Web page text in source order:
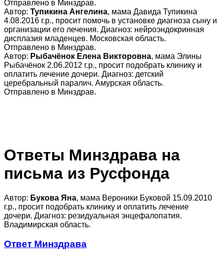
Отправлено в Минздрав.
Автор: Тупикина Ангелина, мама Давида Тупикина
4.08.2016 г.р., просит помочь в установке диагноза сыну и
организации его лечения. Диагноз: нейроэндокринная
дисплазия младенцев. Московская область.
Отправлено в Минздрав.
Автор: Рыбачёнок Елена Викторовна, мама Элины
Рыбачёнок 2.06.2012 г.р., просит подобрать клинику и
оплатить лечение дочери. Диагноз: детский
церебральный паралич. Амурская область.
Отправлено в Минздрав.
Ответы Минздрава на
письма из Русфонда
Автор: Букова Яна, мама Вероники Буковой 15.09.2010
г.р., просит подобрать клинику и оплатить лечение
дочери. Диагноз: резидуальная энцефалопатия.
Владимирская область.
Ответ Минздрава